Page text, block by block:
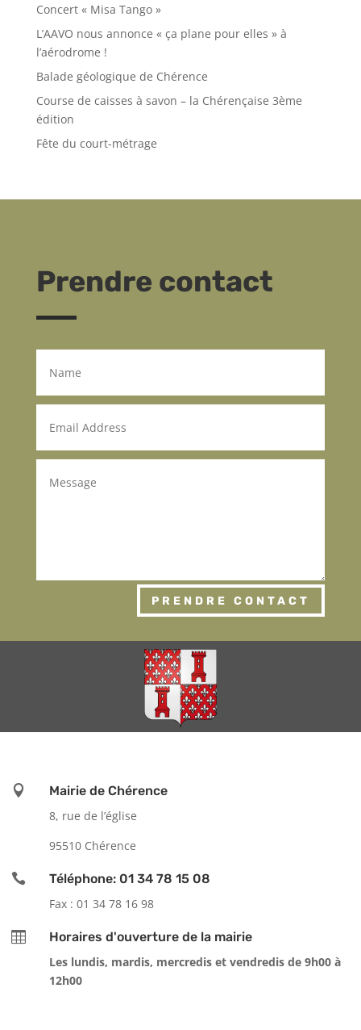
Concert « Misa Tango »
L’AAVO nous annonce « ça plane pour elles » à
l’aérodrome !
Balade géologique de Chérence
Course de caisses à savon – la Chérençaise 3ème
édition
Fête du court-métrage
Prendre contact
PRENDRE CONTACT

Mairie de Chérence
8, rue de l’église
95510 Chérence

Téléphone: 01 34 78 15 08
Fax : 01 34 78 16 98

Horaires d'ouverture de la mairie
Les lundis, mardis, mercredis et vendredis de 9h00 à
12h00